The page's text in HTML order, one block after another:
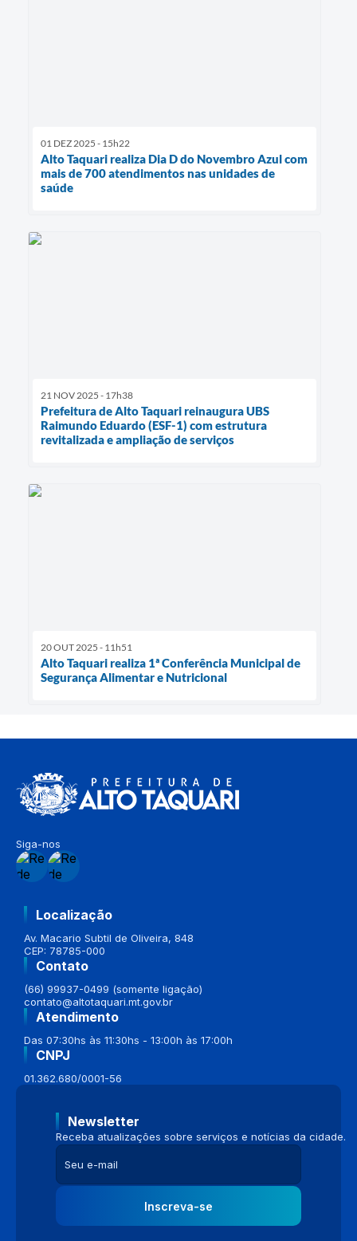
01 DEZ 2025 - 15h22
Alto Taquari realiza Dia D do Novembro Azul com
mais de 700 atendimentos nas unidades de
saúde
21 NOV 2025 - 17h38
Prefeitura de Alto Taquari reinaugura UBS
Raimundo Eduardo (ESF-1) com estrutura
revitalizada e ampliação de serviços
20 OUT 2025 - 11h51
Alto Taquari realiza 1ª Conferência Municipal de
Segurança Alimentar e Nutricional
Siga-nos
Localização
Av. Macario Subtil de Oliveira, 848
CEP: 78785-000
Contato
(66) 99937-0499 (somente ligação)
contato@altotaquari.mt.gov.br
Atendimento
Das 07:30hs às 11:30hs - 13:00h às 17:00h
CNPJ
01.362.680/0001-56
Newsletter
Receba atualizações sobre serviços e notícias da cidade.
Inscreva-se